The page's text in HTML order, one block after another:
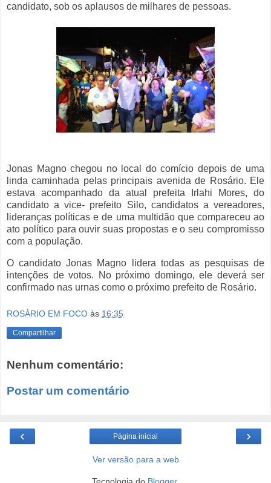
candidato, sob os aplausos de milhares de pessoas.
Jonas Magno chegou no local do comício depois de uma
linda caminhada pelas principais avenida de Rosário. Ele
estava acompanhado da atual prefeita Irlahi Mores, do
candidato a vice- prefeito Silo, candidatos a vereadores,
lideranças políticas e de uma multidão que compareceu ao
ato político para ouvir suas propostas e o seu compromisso
com a população.
O candidato Jonas Magno lidera todas as pesquisas de
intenções de votos. No próximo domingo, ele deverá ser
confirmado nas urnas como o próximo prefeito de Rosário.
ROSÁRIO EM FOCO às 16:35
Compartilhar
Nenhum comentário:
Postar um comentário
‹ ›
Página inicial
Ver versão para a web